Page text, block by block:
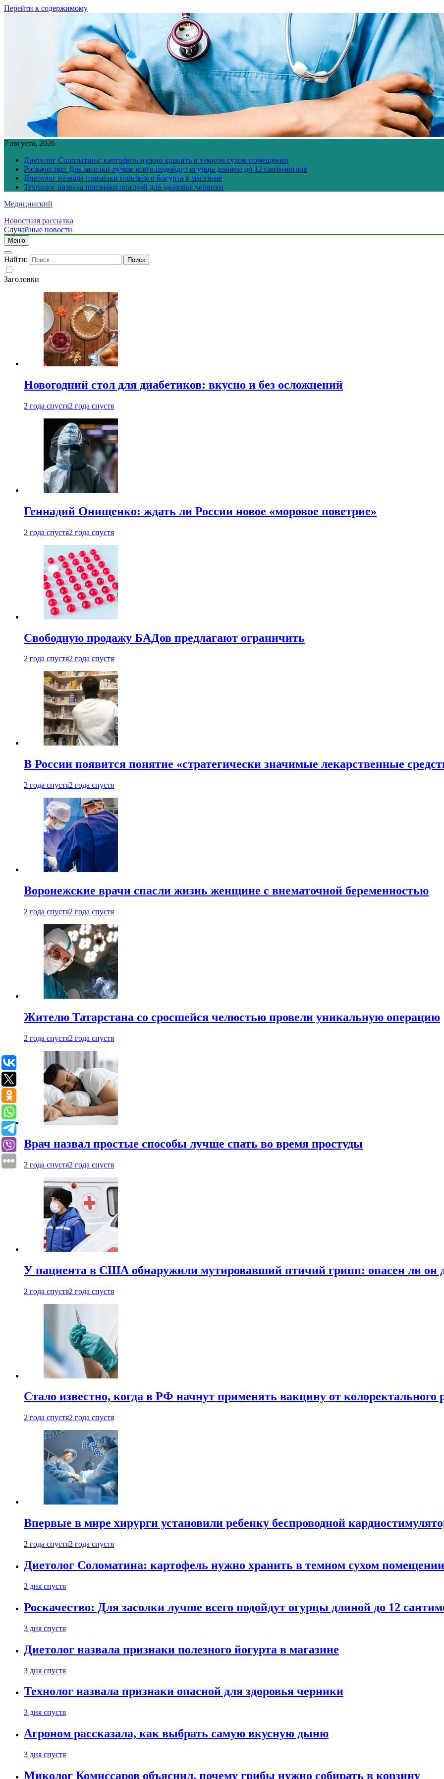
Перейти к содержимому
7 августа, 2026
Диетолог Соломатина: картофель нужно хранить в темном сухом помещении
Роскачество: Для засолки лучше всего подойдут огурцы длиной до 12 сантиметров
Диетолог назвала признаки полезного йогурта в магазине
Технолог назвала признаки опасной для здоровья черники
Медицинский
Новостная рассылка
Случайные новости
Меню
Найти:
Заголовки
Новогодний стол для диабетиков: вкусно и без осложнений
2 года спустя2 года спустя
Геннадий Онищенко: ждать ли России новое «моровое поветрие»
2 года спустя2 года спустя
Свободную продажу БАДов предлагают ограничить
2 года спустя2 года спустя
В России появится понятие «стратегически значимые лекарственные
2 года спустя2 года спустя
Воронежские врачи спасли жизнь женщине с внематочной беременностью
2 года спустя2 года спустя
Жителю Татарстана со сросшейся челюстью провели уникальную операцию
2 года спустя2 года спустя
Врач назвал простые способы лучше спать во время простуды
2 года спустя2 года спустя
У пациента в США обнаружили мутировавший птичий грипп: опасен ли он
2 года спустя2 года спустя
Стало известно, когда в РФ начнут применять вакцину от колоректального
2 года спустя2 года спустя
Впервые в мире хирурги установили ребенку беспроводной
2 года спустя2 года спустя
Диетолог Соломатина: картофель нужно хранить в темном сухом помещении
2 дня спустя
Роскачество: Для засолки лучше всего подойдут огурцы длиной до 12
3 дня спустя
Диетолог назвала признаки полезного йогурта в магазине
3 дня спустя
Технолог назвала признаки опасной для здоровья черники
3 дня спустя
Агроном рассказала, как выбрать самую вкусную дыню
3 дня спустя
Миколог Комиссаров объяснил, почему грибы нужно собирать в корзину